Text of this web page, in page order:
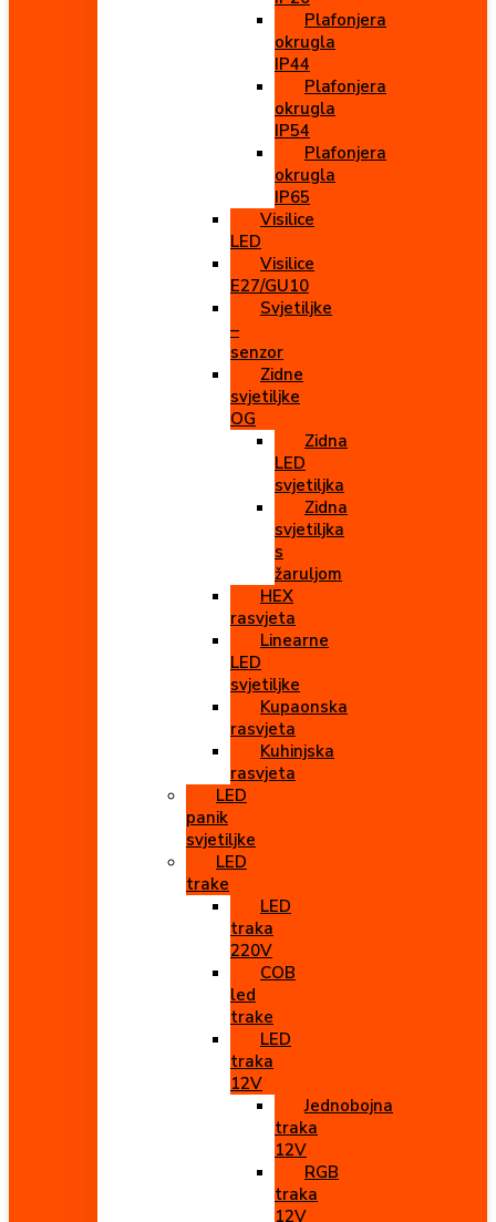
Plafonjera
okrugla
IP44
Plafonjera
okrugla
IP54
Plafonjera
okrugla
IP65
Visilice
LED
Visilice
E27/GU10
Svjetiljke
–
senzor
Zidne
svjetiljke
OG
Zidna
LED
svjetiljka
Zidna
svjetiljka
s
žaruljom
HEX
rasvjeta
Linearne
LED
svjetiljke
Kupaonska
rasvjeta
Kuhinjska
rasvjeta
LED
panik
svjetiljke
LED
trake
LED
traka
220V
COB
led
trake
LED
traka
12V
Jednobojna
traka
12V
RGB
traka
12V